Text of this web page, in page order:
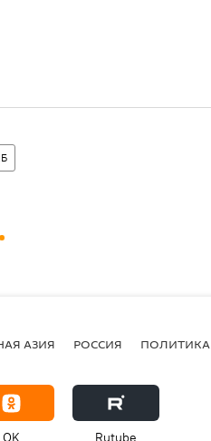
АЗИЯ РОССИЯ ПОЛИТИКА
OK Rutube